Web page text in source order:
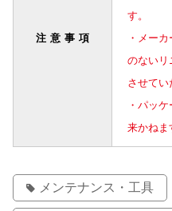
注意事項
す。
・メー
のないリ
させてい
・パッ
来かねま
メンテナンス・工具